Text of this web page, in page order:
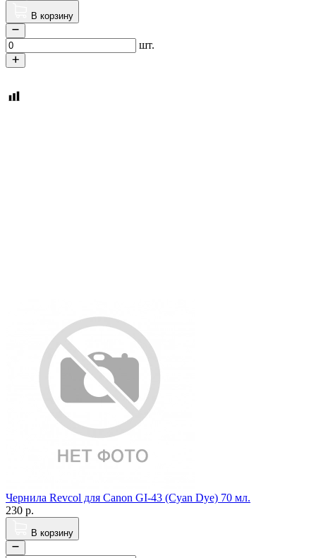
В корзину
шт.
Чернила Revcol для Canon GI-43 (Cyan Dye) 70 мл.
230 р.
В корзину